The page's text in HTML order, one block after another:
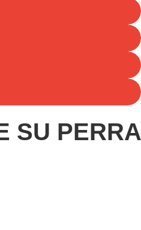
SU PERRA